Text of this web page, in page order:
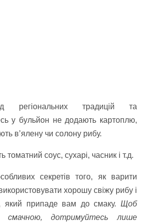
регіональних традицій та
у бульйон не додають картоплю,
в’ялену чи солону рибу.
томатний соус, сухарі, часник і т.д.
секретів того, як варити
хорошу свіжу рибу і
який припаде вам до смаку. Щоб
смачною, дотримуйтесь лише